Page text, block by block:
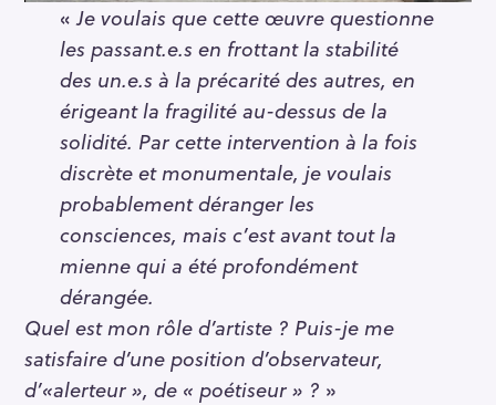
«Je voulais que cette œuvre questionne
les passant.e.s en frottant la stabilité
des un.e.s à la précarité des autres, en
érigeant la fragilité au-dessus de la
solidité. Par cette intervention à la fois
discrète et monumentale, je voulais
probablement déranger les
consciences, mais c’est avant tout la
mienne qui a été profondément
dérangée.
Quel est mon rôle d’artiste ? Puis-je me
satisfaire d’une position d’observateur,
d’«alerteur », de « poétiseur » ? »